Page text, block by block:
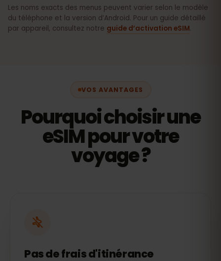
Les noms exacts des menus peuvent varier selon le modèle
du téléphone et la version d’Android. Pour un guide détaillé
par appareil, consultez notre guide d’activation eSIM.
VOS AVANTAGES
Pourquoi choisir une
eSIM pour votre
voyage ?
Pas de frais d'itinérance